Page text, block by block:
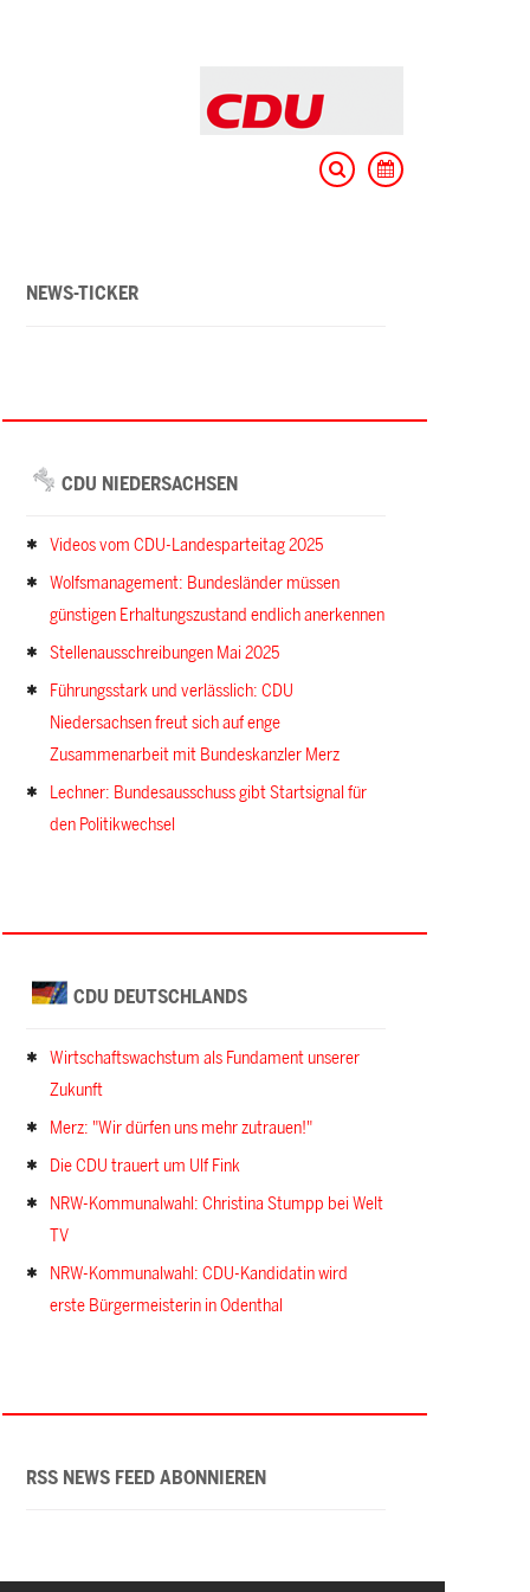
NEWS-TICKER
CDU NIEDERSACHSEN
Videos vom CDU-Landesparteitag 2025
Wolfsmanagement: Bundesländer müssen
günstigen Erhaltungszustand endlich anerkennen
Stellenausschreibungen Mai 2025
Führungsstark und verlässlich: CDU
Niedersachsen freut sich auf enge
Zusammenarbeit mit Bundeskanzler Merz
Lechner: Bundesausschuss gibt Startsignal für
den Politikwechsel
CDU DEUTSCHLANDS
Wirtschaftswachstum als Fundament unserer
Zukunft
Merz: "Wir dürfen uns mehr zutrauen!"
Die CDU trauert um Ulf Fink
NRW-Kommunalwahl: Christina Stumpp bei Welt
TV
NRW-Kommunalwahl: CDU-Kandidatin wird
erste Bürgermeisterin in Odenthal
RSS NEWS FEED ABONNIEREN